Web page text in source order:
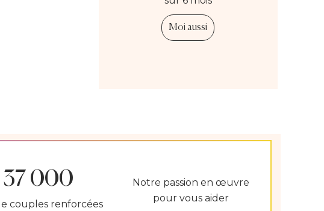
Moi aussi
37 000
couples renforcées
Notre passion en œuvre
pour vous aider